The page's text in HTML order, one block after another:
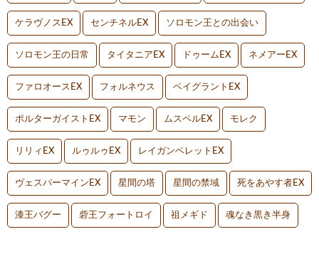
ケラヴノスEX センチネルEX ソロモン王との出会い
ソロモン王の日常 タイタニアEX ドゥームEX ネメアーEX
ファロオースEX フォルネウス ベイグラントEX
ポルターガイストEX マモン ムスペルEX モレク
リリィEX ルゥルゥEX レイガンベレットEX
ヴェスパーマインEX 星間の塔 星間の禁域 死をあやす者EX
漆王バグー 砦王フォートロイ 祖メギド 魂なき黒き半身